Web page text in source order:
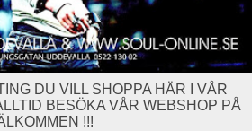
DU VILL SHOPPA HÄR I VÅR
BESÖKA VÅR WEBSHOP PÅ
!!!